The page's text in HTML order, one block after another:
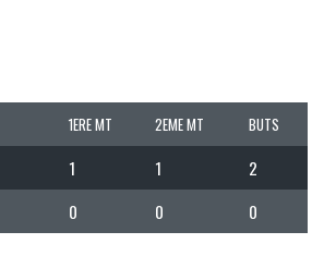
1ERE MT 2EME MT BUTS
1 1
2
0 0 0